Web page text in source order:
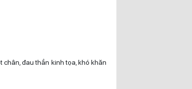
đau thần kinh tọa, khó khăn